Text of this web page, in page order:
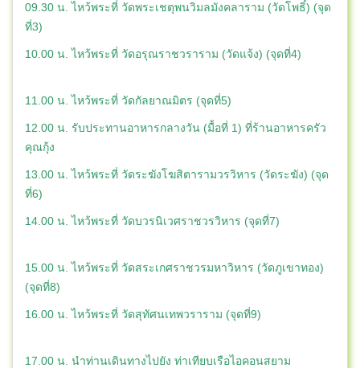
09.30 น. ไหว้พระที่ วัดพระเชตุพนวิมลมังคลาราม (วัดโพธิ์) (จุด
ที่3)
10.00 น. ไหว้พระที่ วัดอรุณราชวราราม (วัดแจ้ง) (จุดที่4)
11.00 น. ไหว้พระที่ วัดกัลยาณมิตร (จุดที่5)
12.00 น. รับประทานอาหารกลางวัน (มื้อที่ 1) ที่ร้านอาหารครัว
คุณกุ้ง
13.00 น. ไหว้พระที่ วัดระฆังโฆสิตารามวรวิหาร (วัดระฆัง) (จุด
ที่6)
14.00 น. ไหว้พระที่ วัดบวรนิเวศราชวรวิหาร (จุดที่7)
15.00 น. ไหว้พระที่ วัดสระเกศราชวรมหาวิหาร (วัดภูเขาทอง)
(จุดที่8)
16.00 น. ไหว้พระที่ วัดสุทัศนเทพวราราม (จุดที่9)
17.00 น. นำท่านเดินทางไปยัง ท่าเทียบเรือไอคอนสยาม